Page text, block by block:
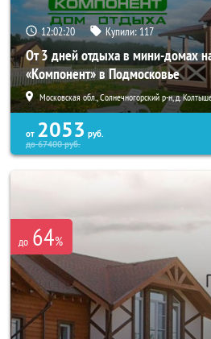
12:02:19 Купили: 117
От 3 дней отдыха в мини-домах
«Компонент» в Подмосковье
Московская обл., Солнечногорский р-н, д.
от 2053 руб.
до67400руб.
до 64%